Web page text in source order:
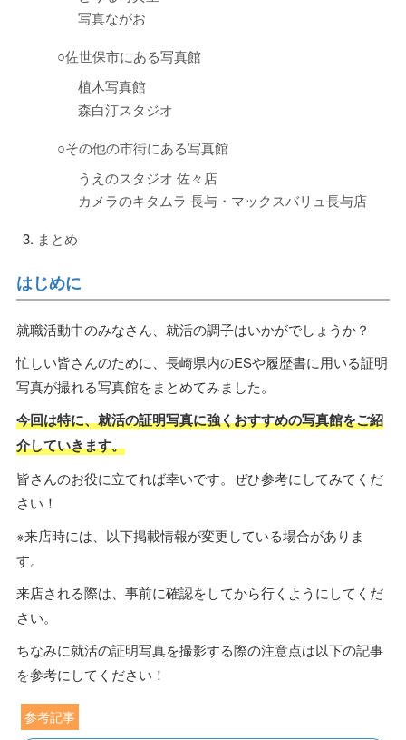
写真ながお
○佐世保市にある写真館
植木写真館
森白汀スタジオ
○その他の市街にある写真館
うえのスタジオ 佐々店
カメラのキタムラ 長与・マックスバリュ長与店
まとめ
はじめに
就職活動中のみなさん、就活の調子はいかがでしょうか？
忙しい皆さんのために、長崎県内のESや履歴書に用いる証明
写真が撮れる写真館をまとめてみました。
今回は特に、就活の証明写真に強くおすすめの写真館をご紹
介していきます。
皆さんのお役に立てれば幸いです。ぜひ参考にしてみてくだ
さい！
※来店時には、以下掲載情報が変更している場合がありま
す。
来店される際は、事前に確認をしてから行くようにしてくだ
さい。
ちなみに就活の証明写真を撮影する際の注意点は以下の記事
を参考にしてください！
参考記事